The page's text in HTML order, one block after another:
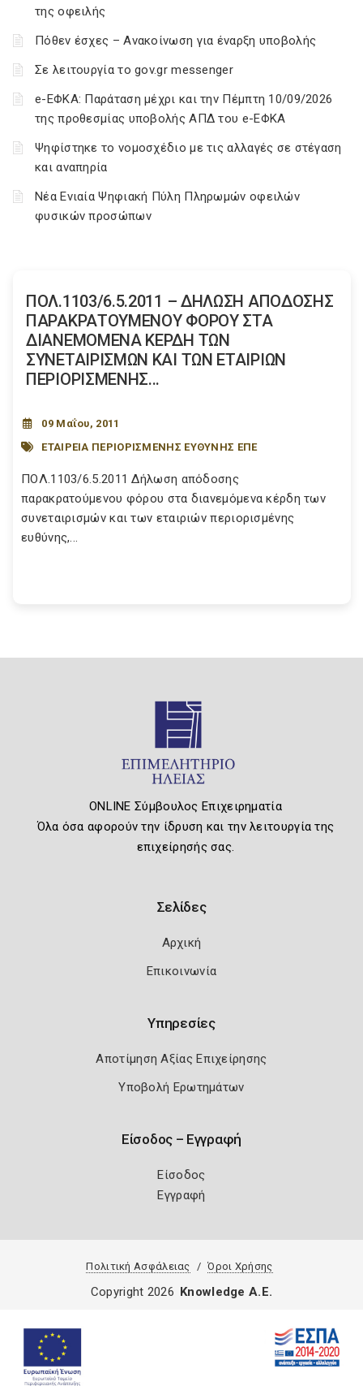
της οφειλής
Πόθεν έσχες – Ανακοίνωση για έναρξη υποβολής
Σε λειτουργία το gov.gr messenger
e-ΕΦΚΑ: Παράταση μέχρι και την Πέμπτη 10/09/2026
της προθεσμίας υποβολής ΑΠΔ του e-ΕΦΚΑ
Ψηφίστηκε το νομοσχέδιο με τις αλλαγές σε στέγαση
και αναπηρία
Νέα Ενιαία Ψηφιακή Πύλη Πληρωμών οφειλών
φυσικών προσώπων
ΠΟΛ.1103/6.5.2011 – ΔΗΛΩΣΗ ΑΠΟΔΟΣΗΣ
ΠΑΡΑΚΡΑΤΟΥΜΕΝΟΥ ΦΟΡΟΥ ΣΤΑ
ΔΙΑΝΕΜΟΜΕΝΑ ΚΕΡΔΗ ΤΩΝ
ΣΥΝΕΤΑΙΡΙΣΜΩΝ ΚΑΙ ΤΩΝ ΕΤΑΙΡΙΩΝ
ΠΕΡΙΟΡΙΣΜΕΝΗΣ...
09 Μαΐου, 2011
ΕΤΑΙΡΕΙΑ ΠΕΡΙΟΡΙΣΜΕΝΗΣ ΕΥΘΥΝΗΣ ΕΠΕ
ΠΟΛ.1103/6.5.2011 Δήλωση απόδοσης
παρακρατούμενου φόρου στα διανεμόμενα κέρδη των
συνεταιρισμών και των εταιριών περιορισμένης
ευθύνης,...
ONLINE Σύμβουλος Επιχειρηματία
Όλα όσα αφορούν την ίδρυση και την λειτουργία της
επιχείρησής σας.
Σελίδες
Αρχική
Επικοινωνία
Υπηρεσίες
Αποτίμηση Αξίας Επιχείρησης
Υποβολή Ερωτημάτων
Είσοδος – Εγγραφή
Είσοδος
Εγγραφή
Πολιτική Ασφάλειας Όροι Χρήσης
Copyright 2026 Knowledge A.E.